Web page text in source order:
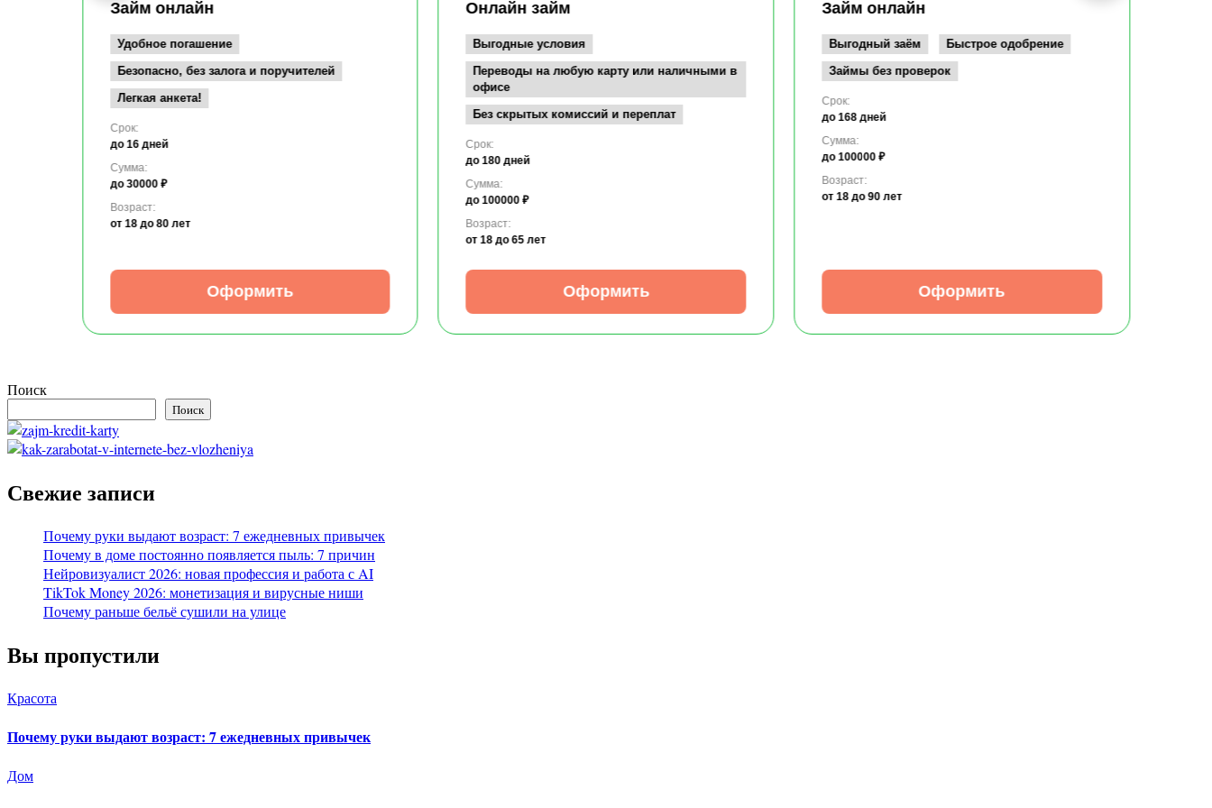
Займ онлайн
Удобное погашение
Безопасно, без залога и поручителей
Легкая анкета!
Срок:
до 16 дней
Сумма:
до 30000 ₽
Возраст:
от 18 до 80 лет
Оформить
Онлайн займ
Выгодные условия
Переводы на любую карту или наличными в
офисе
Без скрытых комиссий и переплат
Срок:
до 180 дней
Сумма:
до 100000 ₽
Возраст:
от 18 до 65 лет
Оформить
Займ онлайн
Выгодный заём
Быстрое одобрение
Займы без проверок
Срок:
до 168 дней
Сумма:
до 100000 ₽
Возраст:
от 18 до 90 лет
Оформить
Поиск
Поиск
Свежие записи
Почему руки выдают возраст: 7 ежедневных привычек
Почему в доме постоянно появляется пыль: 7 причин
Нейровизуалист 2026: новая профессия и работа с AI
TikTok Money 2026: монетизация и вирусные ниши
Почему раньше бельё сушили на улице
Вы пропустили
Красота
Почему руки выдают возраст: 7 ежедневных привычек
Дом